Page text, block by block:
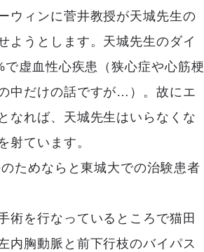
ウィンに菅井教授が天城先生の
ようとします。天城先生のダイ
虚血性心疾患（狭心症や心筋梗
中だけの話ですが…）。故にエ
なれば、天城先生はいらなくな
射ています。
ためならと東城大での治験患者
術を行なっているところで猫田
内胸動脈と前下行枝のバイパス